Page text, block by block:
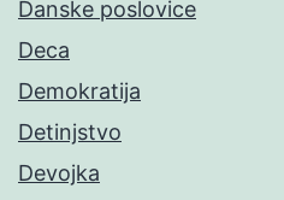
Danske poslovice
Deca
Demokratija
Detinjstvo
Devojka